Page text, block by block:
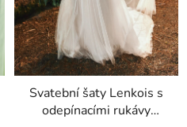
Svatební šaty Lenkois s
odepínacími rukávy